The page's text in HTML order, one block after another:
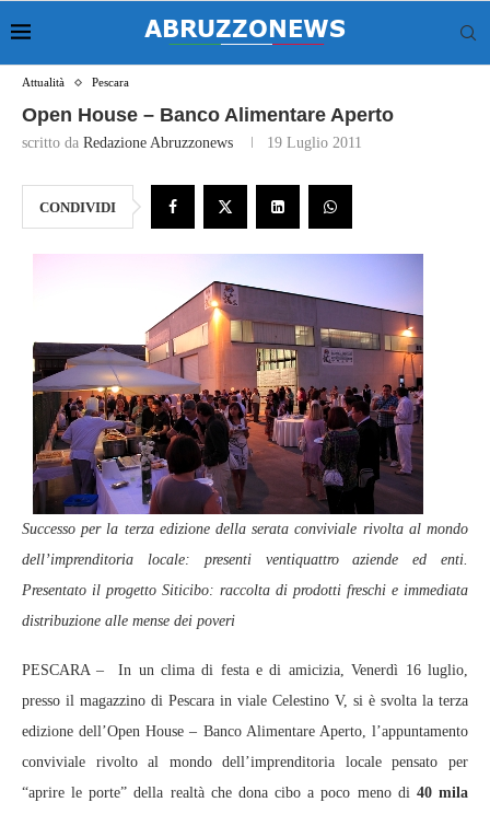
Attualità Pescara
Open House – Banco Alimentare Aperto
scritto da Redazione Abruzzonews 19 Luglio 2011
CONDIVIDI
Successo per la terza edizione della serata conviviale rivolta al mondo
dell’imprenditoria locale: presenti ventiquattro aziende ed enti.
Presentato il progetto Siticibo: raccolta di prodotti freschi e immediata
distribuzione alle mense dei poveri
PESCARA – In un clima di festa e di amicizia, Venerdì 16 luglio,
presso il magazzino di Pescara in viale Celestino V, si è svolta la terza
edizione dell’Open House – Banco Alimentare Aperto, l’appuntamento
conviviale rivolto al mondo dell’imprenditoria locale pensato per
“aprire le porte” della realtà che dona cibo a poco meno di 40 mila